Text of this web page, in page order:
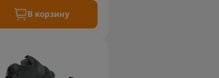
В корзину